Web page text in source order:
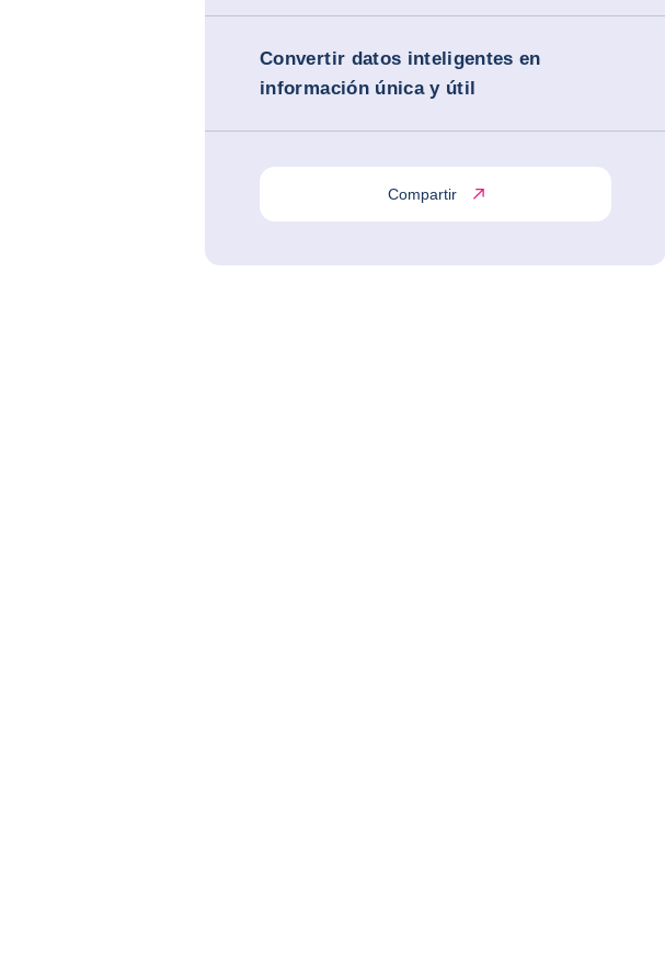
Convertir datos inteligentes en
información única y útil
Compartir